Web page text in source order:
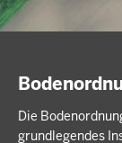
Die
grundlegendes